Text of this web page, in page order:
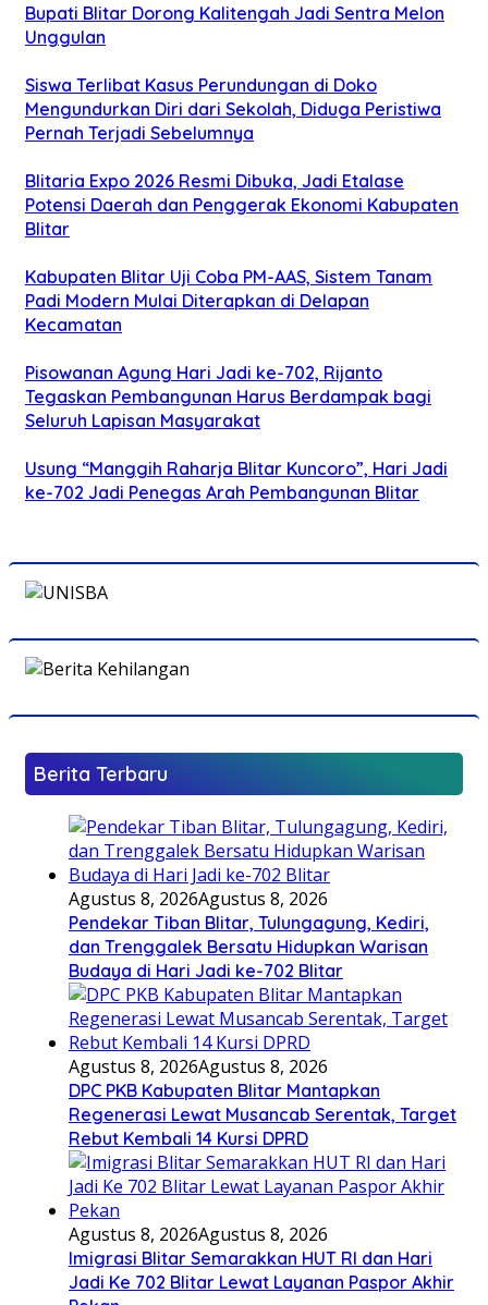
Bupati Blitar Dorong Kalitengah Jadi Sentra Melon
Unggulan
Siswa Terlibat Kasus Perundungan di Doko
Mengundurkan Diri dari Sekolah, Diduga Peristiwa
Pernah Terjadi Sebelumnya
Blitaria Expo 2026 Resmi Dibuka, Jadi Etalase
Potensi Daerah dan Penggerak Ekonomi Kabupaten
Blitar
Kabupaten Blitar Uji Coba PM-AAS, Sistem Tanam
Padi Modern Mulai Diterapkan di Delapan
Kecamatan
Pisowanan Agung Hari Jadi ke-702, Rijanto
Tegaskan Pembangunan Harus Berdampak bagi
Seluruh Lapisan Masyarakat
Usung “Manggih Raharja Blitar Kuncoro”, Hari Jadi
ke-702 Jadi Penegas Arah Pembangunan Blitar
Berita Terbaru
Agustus 8, 2026Agustus 8, 2026
Pendekar Tiban Blitar, Tulungagung, Kediri,
dan Trenggalek Bersatu Hidupkan Warisan
Budaya di Hari Jadi ke-702 Blitar
Agustus 8, 2026Agustus 8, 2026
DPC PKB Kabupaten Blitar Mantapkan
Regenerasi Lewat Musancab Serentak, Target
Rebut Kembali 14 Kursi DPRD
Agustus 8, 2026Agustus 8, 2026
Imigrasi Blitar Semarakkan HUT RI dan Hari
Jadi Ke 702 Blitar Lewat Layanan Paspor Akhir